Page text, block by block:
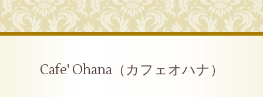
Cafe' Ohana（カフェオハナ）